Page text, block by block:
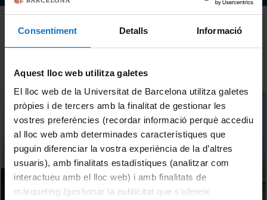
Consentiment Detalls Informació
Aquest lloc web utilitza galetes
El lloc web de la Universitat de Barcelona utilitza galetes
pròpies i de tercers amb la finalitat de gestionar les
vostres preferències (recordar informació perquè accediu
al lloc web amb determinades característiques que
puguin diferenciar la vostra experiència de la d’altres
usuaris), amb finalitats estadístiques (analitzar com
interactueu amb el lloc web) i amb finalitats de
màrqueting (gestionar la publicitat que s’ofereix